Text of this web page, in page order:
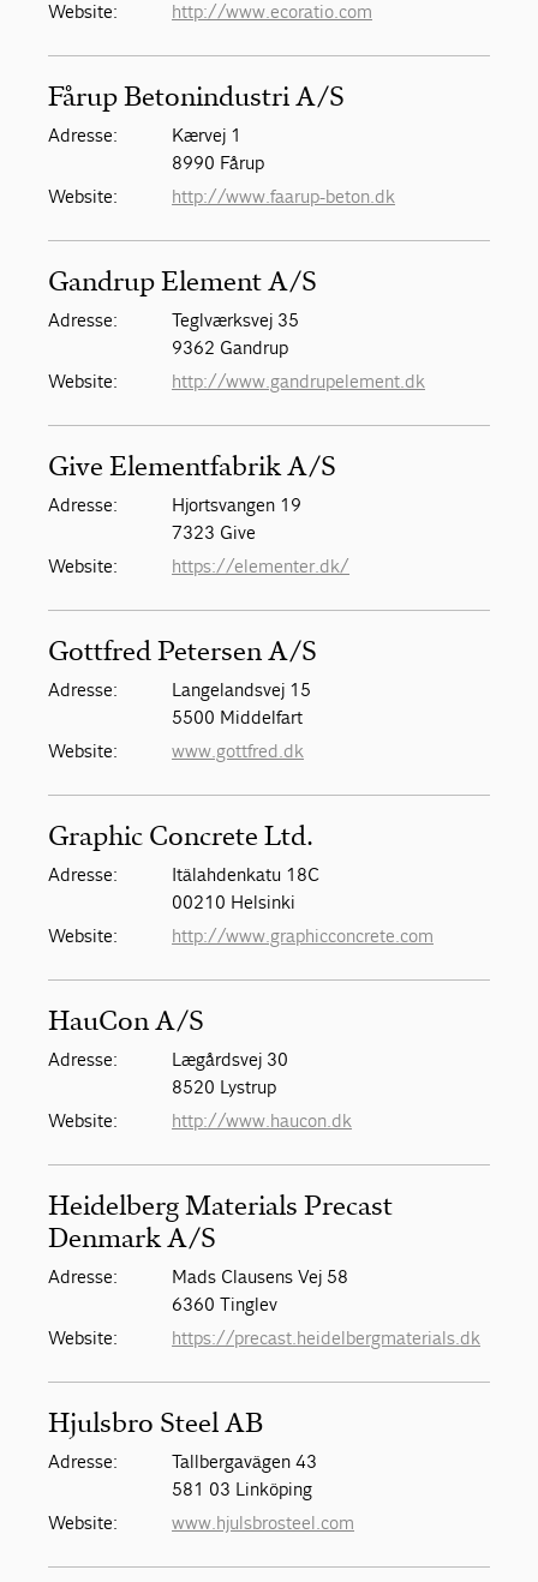
Website: http://www.ecoratio.com
Fårup Betonindustri A/S
Adresse:
Kærvej 1
8990 Fårup
Website:
http://www.faarup-beton.dk
Gandrup Element A/S
Adresse:
Teglværksvej 35
9362 Gandrup
Website:
http://www.gandrupelement.dk
Give Elementfabrik A/S
Adresse:
Hjortsvangen 19
7323 Give
Website:
https://elementer.dk/
Gottfred Petersen A/S
Adresse:
Langelandsvej 15
5500 Middelfart
Website:
www.gottfred.dk
Graphic Concrete Ltd.
Adresse:
Itälahdenkatu 18C
00210 Helsinki
Website:
http://www.graphicconcrete.com
HauCon A/S
Adresse:
Lægårdsvej 30
8520 Lystrup
Website:
http://www.haucon.dk
Heidelberg Materials Precast
Denmark A/S
Adresse:
Mads Clausens Vej 58
6360 Tinglev
Website:
https://precast.heidelbergmaterials.dk
Hjulsbro Steel AB
Adresse:
Tallbergavägen 43
581 03 Linköping
Website:
www.hjulsbrosteel.com